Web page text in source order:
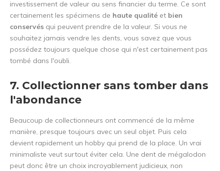
investissement de valeur au sens financier du terme. Ce sont
certainement les spécimens de haute qualité et bien
conservés qui peuvent prendre de la valeur. Si vous ne
souhaitez jamais vendre les dents, vous savez que vous
possédez toujours quelque chose qui n'est certainement pas
tombé dans l'oubli.
7. Collectionner sans tomber dans
l'abondance
Beaucoup de collectionneurs ont commencé de la même
manière, presque toujours avec un seul objet. Puis cela
devient rapidement un hobby qui prend de la place. Un vrai
minimaliste veut surtout éviter cela. Une dent de mégalodon
peut donc être un choix incroyablement judicieux, non